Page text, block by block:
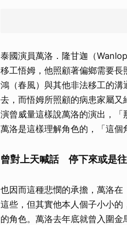
泰國演員萬洛．隆甘迦（
移工悟姆，他照顧著偏鄉需要
鴻（春風）與其他非法移工的
去，而悟姆所照顧的病患家屬
演曾威量這樣說萬洛的演出，
萬洛是這樣理解角色的，「這個
曾對上天喊話 停下來或是
也因而這種悲憫的承擔，萬洛
這些，但其實他本人個子小小
的角色。萬洛去年底就曾入圍